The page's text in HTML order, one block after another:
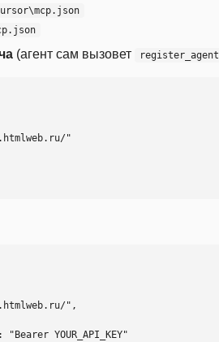
(агент сам вызовет register_agent